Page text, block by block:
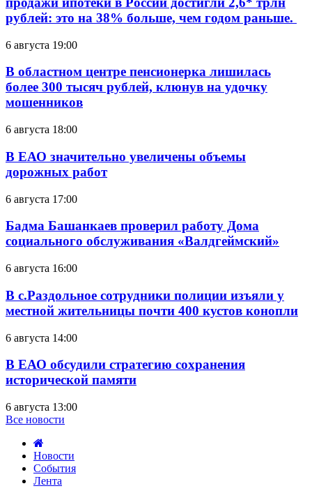
рублей: это на 38% больше, чем годом раньше.
6 августа 19:00
В областном центре пенсионерка лишилась
более 300 тысяч рублей, клюнув на удочку
мошенников
6 августа 18:00
В ЕАО значительно увеличены объемы
дорожных работ
6 августа 17:00
Бадма Башанкаев проверил работу Дома
социального обслуживания «Валдгеймский»
6 августа 16:00
В с.Раздольное сотрудники полиции изъяли у
местной жительницы почти 400 кустов конопли
6 августа 14:00
В ЕАО обсудили стратегию сохранения
исторической памяти
6 августа 13:00
Все новости
Новости
События
Лента